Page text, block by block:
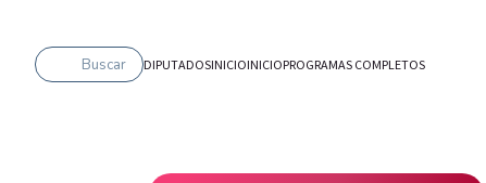
Buscar DIPUTADOSINICIOINICIOPROGRAMAS COMPLETOS